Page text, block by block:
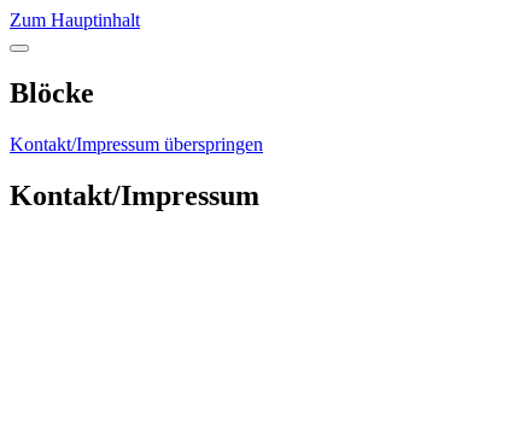
Zum Hauptinhalt
Blöcke
Kontakt/Impressum überspringen
Kontakt/Impressum